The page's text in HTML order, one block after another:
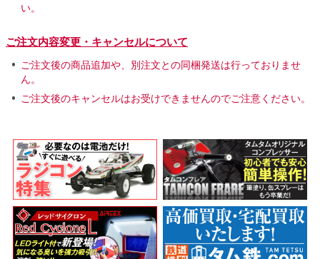
い。
ご注文内容変更・キャンセルについて
ご注文後の商品追加や、別注文との同梱発送は行っておりませ
ん。
ご注文後のキャンセルはお受けできませんのでご注意ください。